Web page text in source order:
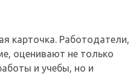
карточка. Работодатели,
оценивают не только
и учебы, но и